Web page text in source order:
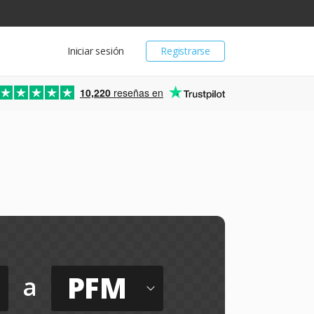
Registrarse
Iniciar sesión
10,220 reseñas en
a PFM